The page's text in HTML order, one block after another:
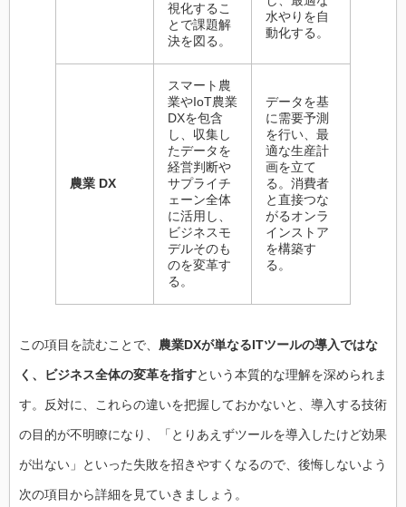
視化するこ
とで課題解
決を図る。
水やりを自
動化する。
農業 DX
スマート農
業やIoT農業
DXを包含
し、収集し
たデータを
経営判断や
サプライチ
ェーン全体
に活用し、
ビジネスモ
デルそのも
のを変革す
る。
データを基
に需要予測
を行い、最
適な生産計
画を立て
る。消費者
と直接つな
がるオンラ
インストア
を構築す
る。
この項目を読むことで、 農業DXが単なるITツールの導入ではな
く、ビジネス全体の変革を指すという本質的な理解を深められま
す。反対に、これらの違いを把握しておかないと、導入する技術
の目的が不明瞭になり、「とりあえずツールを導入したけど効果
が出ない」といった失敗を招きやすくなるので、後悔しないよう
次の項目から詳細を見ていきましょう。